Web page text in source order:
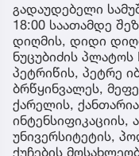
გადაუდებელი
18:00 საათამდე
დიღმის, დიდი
ნუცუბიძის პლატოს
პეტრიწის, პეტრე
ბრწყინვალეს,
ქარელის,
ინტენსიფიკაციის,
უნივერსიტეტის,
ქუჩების